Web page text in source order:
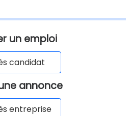
un emploi
candidat
annonce
entreprise